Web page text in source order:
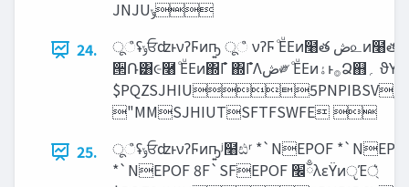
24.
ूஂʢ‫ݸ‬ਓʣͱνʔϜͷҧ͍ ूஂ νʔϜ ͦΕͧΕͷ໨త ‫ڞ‬௨ͷ໨తͱ੒Ռ
੒Ռ͸૯࿨ ͦΕͧΕͷ΍Γํ ΍ΓํΛ‫ڞ‬༗ ͦΕͧΕͷ࡞‫ͱۀ‬Ձ஋‫؍‬ ϑΥϩʔؔ܎
$PQZSJHIU5PNPIBSV/
"MMSJHIUTSFTFSWFE 
25.
ूஂʢ‫ݸ‬ਓʣͱνʔϜͷҧ͍ʲ໨ඪʳ *`NEPOF *`NEPOF
*`NEPOF 8F`SFEPOF ‫ྃ׬‬λεΫͷੵΈ্͛